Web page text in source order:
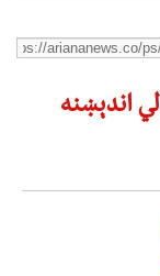
اندېښنه